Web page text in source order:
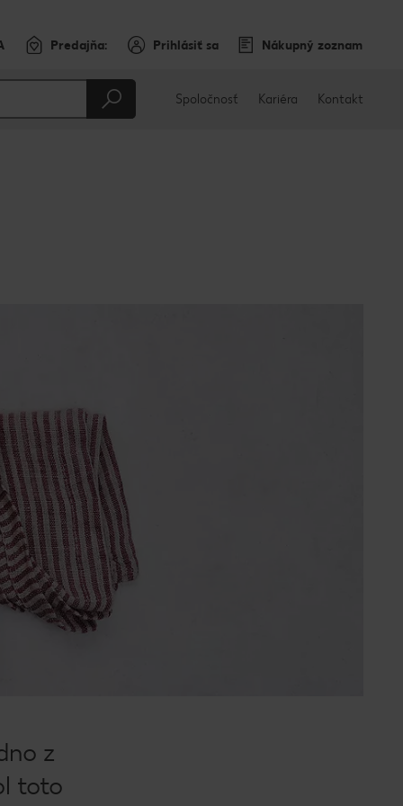
Predajňa: Prihlásiť sa Nákupný zoznam
Spoločnosť Kariéra Kontakt
z
toto